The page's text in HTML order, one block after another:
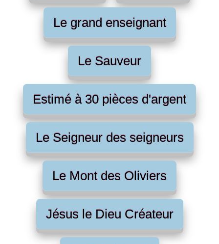
Le grand enseignant
Le Sauveur
Estimé à 30 pièces d'argent
Le Seigneur des seigneurs
Le Mont des Oliviers
Jésus le Dieu Créateur